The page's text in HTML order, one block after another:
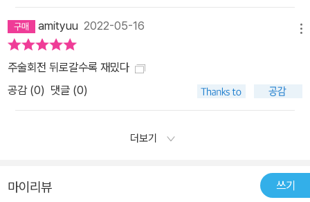
amityuu 2022-05-16
주술회전 뒤로갈수록 재밌다
공감 (0) 댓글 (0)
더보기
마이리뷰 쓰기